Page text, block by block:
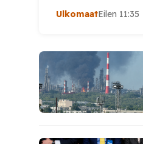
ilmoituksen
ilmoitus koskee
mukaan
UlkomaatEilen 11:35